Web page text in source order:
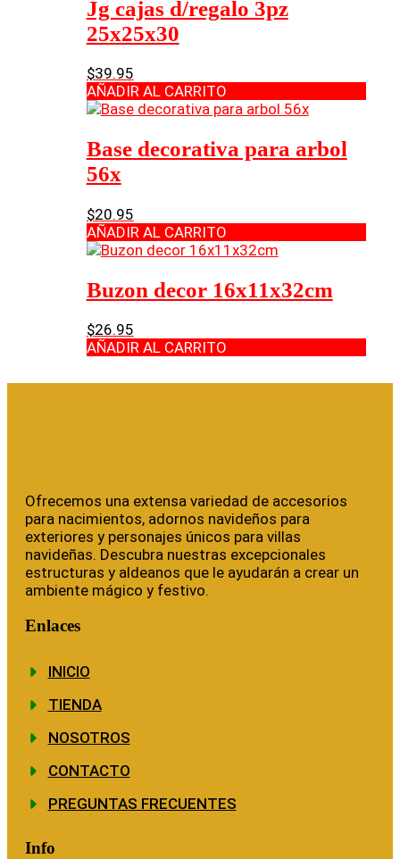
Jg cajas d/regalo 3pz
25x25x30
$39.95
AÑADIR AL CARRITO
Base decorativa para arbol
56x
$20.95
AÑADIR AL CARRITO
Buzon decor 16x11x32cm
$26.95
AÑADIR AL CARRITO
Ofrecemos una extensa variedad de accesorios
para nacimientos, adornos navideños para
exteriores y personajes únicos para villas
navideñas. Descubra nuestras excepcionales
estructuras y aldeanos que le ayudarán a crear un
ambiente mágico y festivo.
Enlaces
INICIO
TIENDA
NOSOTROS
CONTACTO
PREGUNTAS FRECUENTES
Info